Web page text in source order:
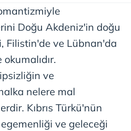
Doğu Akdeniz'in doğu
Filistin'de ve Lübnan'da
ve
nelere mal
Kıbrıs Türkü'nün
ve geleceği